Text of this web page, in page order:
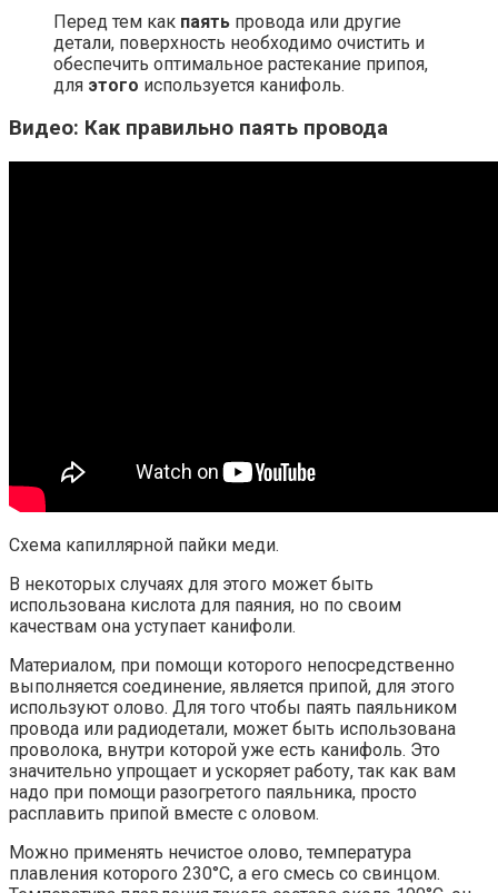
Перед тем как паять провода или другие
детали, поверхность необходимо очистить и
обеспечить оптимальное растекание припоя,
для этого используется канифоль.
Видео: Как правильно паять провода
Схема капиллярной пайки меди.
В некоторых случаях для этого может быть
использована кислота для паяния, но по своим
качествам она уступает канифоли.
Материалом, при помощи которого непосредственно
выполняется соединение, является припой, для этого
используют олово. Для того чтобы паять паяльником
провода или радиодетали, может быть использована
проволока, внутри которой уже есть канифоль. Это
значительно упрощает и ускоряет работу, так как вам
надо при помощи разогретого паяльника, просто
расплавить припой вместе с оловом.
Можно применять нечистое олово, температура
плавления которого 230°С, а его смесь со свинцом.